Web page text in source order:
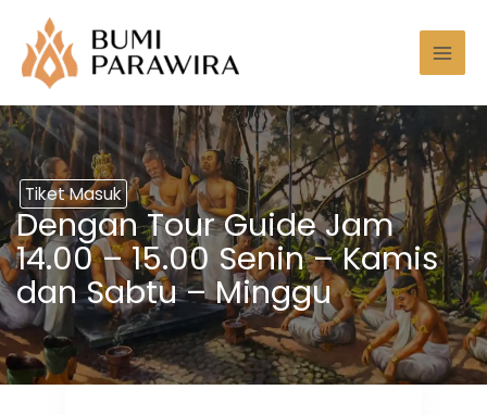
konten
Tiket Masuk
Dengan Tour Guide Jam
14.00 – 15.00 Senin – Kamis
dan Sabtu – Minggu